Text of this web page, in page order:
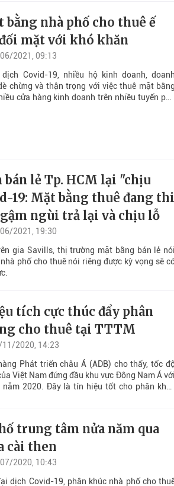
bằng nhà phố cho thuê ế
mặt với khó khăn
2021, 09:13
Covid-19, nhiều hộ kinh doanh, doanh
chừng và thận trọng với việc thuê mặt bằng
cửa hàng kinh doanh trên nhiều tuyến phố
bán lẻ Tp. HCM lại "chịu
19: Mặt bằng thuê đang thi
ngùi trả lại và chịu lỗ
2021, 19:30
gia Savills, thị trường mặt bằng bán lẻ nói
phố cho thuê nói riêng được kỳ vọng sẽ
tích cực thúc đẩy phân
cho thuê tại TTTM
11/2020, 14:23
Phát triển châu Á (ADB) cho thấy, tốc
Việt Nam đứng đầu khu vực Đông Nam Á với
năm 2020. Đây là tín hiệu tốt cho phân khúc
trung tâm nửa năm qua
cài then
2020, 10:43
dịch Covid-19, phân khúc nhà phố cho